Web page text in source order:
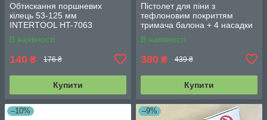
Обтискання поршневих
кілець 53-125 мм
INTERTOOL HT-7063
В наявності
140 ₴ 176 ₴
Купити
Пістолет для піни з
тефлоновим покриттям
тримача балона + 4 насадки
професійний INTERTOOL PT-
0609
В наявності
380 ₴ 439 ₴
Купити
–10% –9%